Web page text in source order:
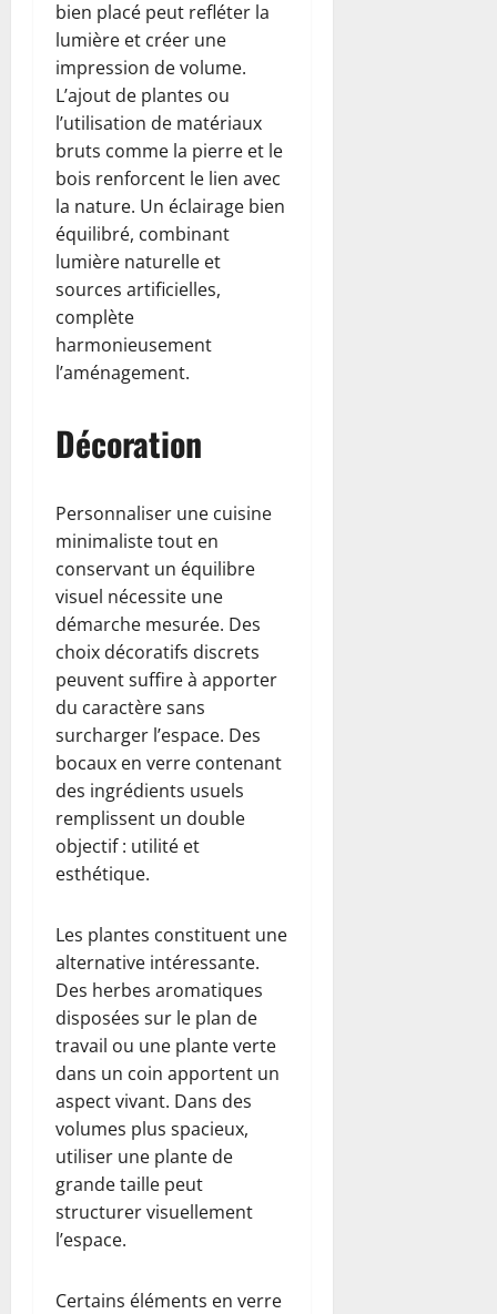
bien placé peut refléter la
lumière et créer une
impression de volume.
L’ajout de plantes ou
l’utilisation de matériaux
bruts comme la pierre et le
bois renforcent le lien avec
la nature. Un éclairage bien
équilibré, combinant
lumière naturelle et
sources artificielles,
complète
harmonieusement
l’aménagement.
Décoration
Personnaliser une cuisine
minimaliste tout en
conservant un équilibre
visuel nécessite une
démarche mesurée. Des
choix décoratifs discrets
peuvent suffire à apporter
du caractère sans
surcharger l’espace. Des
bocaux en verre contenant
des ingrédients usuels
remplissent un double
objectif : utilité et
esthétique.
Les plantes constituent une
alternative intéressante.
Des herbes aromatiques
disposées sur le plan de
travail ou une plante verte
dans un coin apportent un
aspect vivant. Dans des
volumes plus spacieux,
utiliser une plante de
grande taille peut
structurer visuellement
l’espace.
Certains éléments en verre